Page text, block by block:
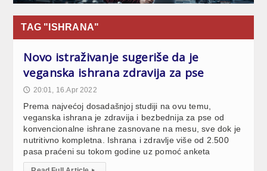
TAG "ISHRANA"
Novo istraživanje sugeriše da je
veganska ishrana zdravija za pse
🕔 20:01, 16.Apr 2022
Prema najvećoj dosadašnjoj studiji na ovu temu,
veganska ishrana je zdravija i bezbednija za pse od
konvencionalne ishrane zasnovane na mesu, sve dok je
nutritivno kompletna. Ishrana i zdravlje više od 2.500
pasa praćeni su tokom godine uz pomoć anketa